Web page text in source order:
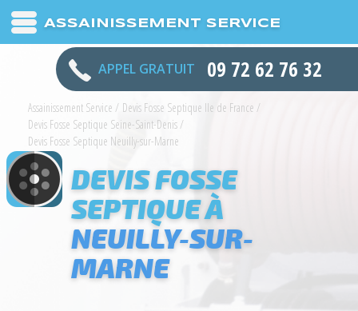
ASSAINISSEMENT SERVICE
APPEL GRATUIT 09 72 62 76 32
Assainissement Service / Devis Fosse Septique Ile de France /
Devis Fosse Septique Seine-Saint-Denis/
Devis Fosse Septique Neuilly-sur-Marne
DEVIS FOSSE
SEPTIQUE À
NEUILLY-SUR-
MARNE